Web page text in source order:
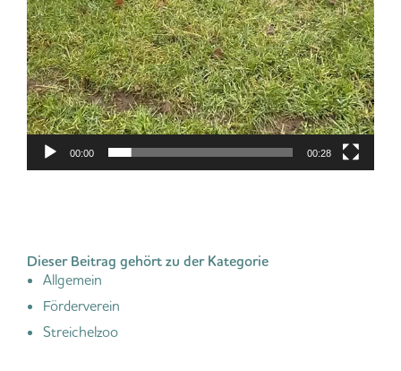
00:00 00:28
Dieser Beitrag gehört zu der Kategorie
Allgemein
Förderverein
Streichelzoo